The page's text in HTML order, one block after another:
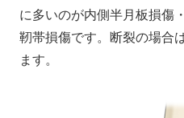
に多いのが内側半月板損傷
靭帯損傷です。断裂の場合
ます。